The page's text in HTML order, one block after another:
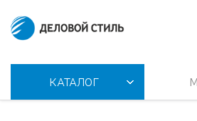
КАТАЛОГ